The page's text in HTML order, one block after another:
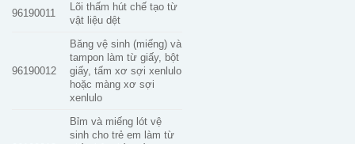
96190011
Lõi thấm hút chế tạo từ
vật liệu dệt
96190012
Băng vệ sinh (miếng) và
tampon làm từ giấy, bột
giấy, tấm xơ sợi xenlulo
hoặc màng xơ sợi
xenlulo
Bỉm và miếng lót vệ
sinh cho trẻ em làm từ